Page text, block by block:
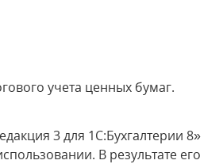
учета ценных бумаг.
3 для 1С:Бухгалтерии 8»
В результате его